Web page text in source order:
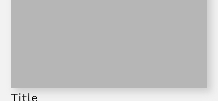
Title